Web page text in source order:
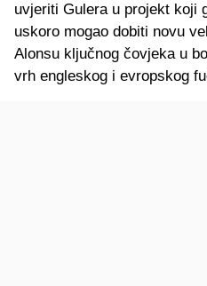
uvjeriti Gulera u projekt koji
uskoro mogao dobiti novu
Alonsu ključnog čovjeka u
vrh engleskog i evropskog